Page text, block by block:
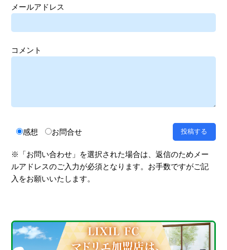
メールアドレス
コメント
感想 お問合せ
※「お問い合わせ」を選択された場合は、返信のためメー
ルアドレスのご入力が必須となります。お手数ですがご記
入をお願いいたします。